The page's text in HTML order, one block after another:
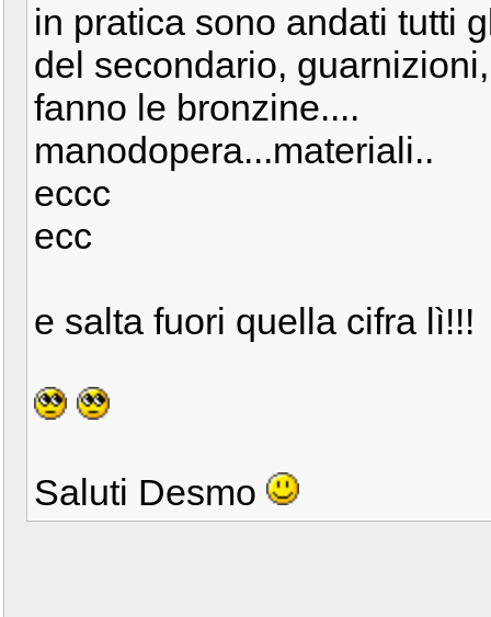
in pratica sono andati tutti
del secondario,
fanno le bronzine....
manodopera...materiali..
eccc
ecc
e salta fuori quella cifra lì!!!
Saluti Desmo